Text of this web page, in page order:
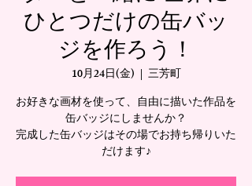
ひとつだけの缶バッ
ジを作ろう！
10月24日(金)
  |
三芳町
お好きな画材を使って、自由に描いた作品を
缶バッジにしませんか？
完成した缶バッジはその場でお持ち帰りいた
だけます♪